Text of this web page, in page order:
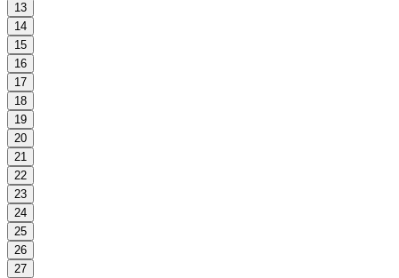
13
14
15
16
17
18
19
20
21
22
23
24
25
26
27